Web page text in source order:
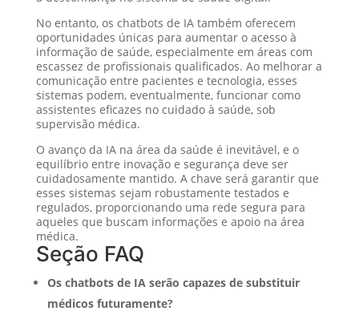
No entanto, os chatbots de IA também oferecem
oportunidades únicas para aumentar o acesso à
informação de saúde, especialmente em áreas com
escassez de profissionais qualificados. Ao melhorar a
comunicação entre pacientes e tecnologia, esses
sistemas podem, eventualmente, funcionar como
assistentes eficazes no cuidado à saúde, sob
supervisão médica.
O avanço da IA na área da saúde é inevitável, e o
equilíbrio entre inovação e segurança deve ser
cuidadosamente mantido. A chave será garantir que
esses sistemas sejam robustamente testados e
regulados, proporcionando uma rede segura para
aqueles que buscam informações e apoio na área
médica.
Seção FAQ
Os chatbots de IA serão capazes de substituir
médicos futuramente?